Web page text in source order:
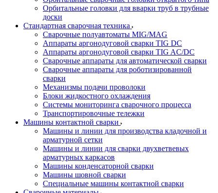
Орбитальные головки для вварки труб в трубные
доски
Стандартная сварочная техника
Сварочные полуавтоматы MIG/MAG
Аппараты аргонодуговой сварки TIG DC
Аппараты аргонодуговой сварки TIG AC/DC
Сварочные аппараты для автоматической сварки
Сварочные аппараты для роботизированной
сварки
Механизмы подачи проволоки
Блоки жидкостного охлаждения
Системы мониторинга сварочного процесса
Транспортировочные тележки
Машины контактной сварки
Машины и линии для производства кладочной и
арматурной сетки
Машины и линии для сварки двухветвевых
арматурных каркасов
Машины конденсаторной сварки
Машины шовной сварки
Специальные машины контактной сварки